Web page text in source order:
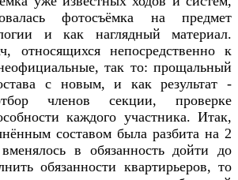
фотосъёмка на предмет
и как наглядный материал.
относящихся непосредственно к
так то: прощальный
с новым, и как результат -
членов секции, проверке
каждого участника. Итак,
составом была разбита на 2
в обязанность дойти до
обязанности квартирьеров, то